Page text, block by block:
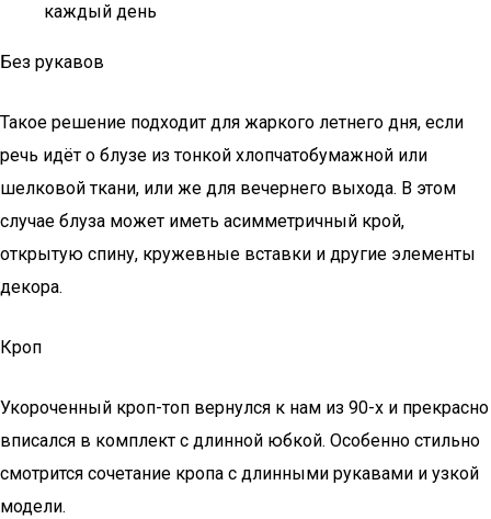
каждый день
Без рукавов
Такое решение подходит для жаркого летнего дня, если
речь идёт о блузе из тонкой хлопчатобумажной или
шелковой ткани, или же для вечернего выхода. В этом
случае блуза может иметь асимметричный крой,
открытую спину, кружевные вставки и другие элементы
декора.
Кроп
Укороченный кроп-топ вернулся к нам из 90-х и прекрасно
вписался в комплект с длинной юбкой. Особенно стильно
смотрится сочетание кропа с длинными рукавами и узкой
модели.